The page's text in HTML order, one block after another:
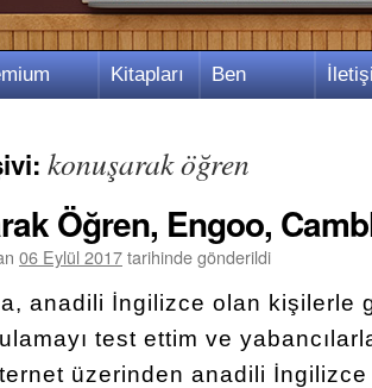
Kitapları Ben
konuşarak öğren
Öğren, Engoo,
06 Eylül 2017tarihinde gönderildi
anadili İngilizce olan kişilerle
test ettim ve
üzerinden anadili